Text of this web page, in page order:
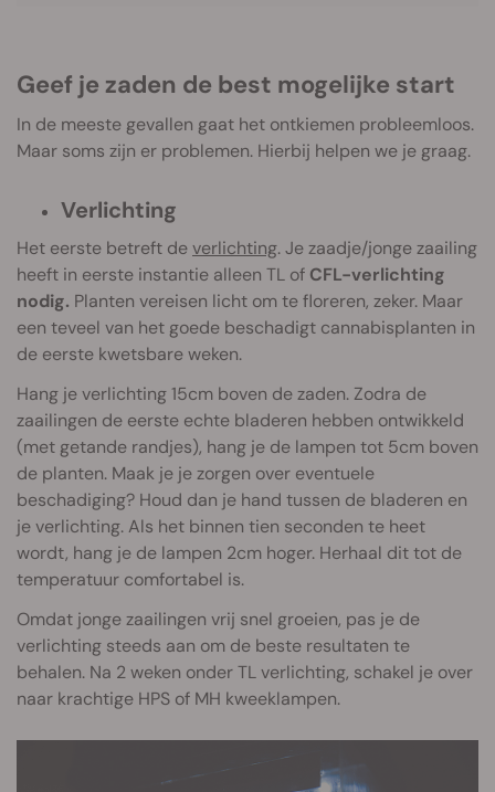
Geef je zaden de best mogelijke start
In de meeste gevallen gaat het ontkiemen probleemloos.
Maar soms zijn er problemen. Hierbij helpen we je graag.
Verlichting
Het eerste betreft deverlichting. Je zaadje/jonge zaailing
heeft in eerste instantie alleen TL of CFL-verlichting
nodig. Planten vereisen licht om te floreren, zeker. Maar
een teveel van het goede beschadigt cannabisplanten in
de eerste kwetsbare weken.
Hang je verlichting 15cm boven de zaden. Zodra de
zaailingen de eerste echte bladeren hebben ontwikkeld
(met getande randjes), hang je de lampen tot 5cm boven
de planten. Maak je je zorgen over eventuele
beschadiging? Houd dan je hand tussen de bladeren en
je verlichting. Als het binnen tien seconden te heet
wordt, hang je de lampen 2cm hoger. Herhaal dit tot de
temperatuur comfortabel is.
Omdat jonge zaailingen vrij snel groeien, pas je de
verlichting steeds aan om de beste resultaten te
behalen. Na 2 weken onder TL verlichting, schakel je over
naar krachtige HPS of MH kweeklampen.